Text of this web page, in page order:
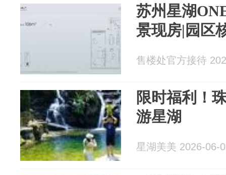
苏州星湖
景现房|园区
售楼处官方接待
限时福利！
游星湖
星湖美美 2026-06-